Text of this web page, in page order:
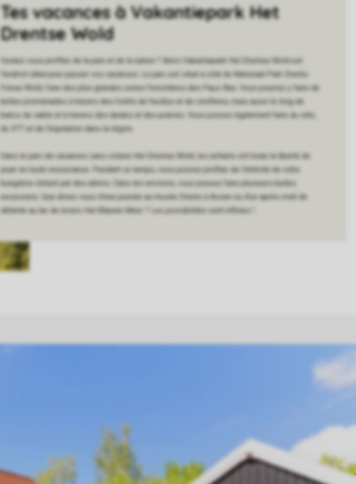
Tes vacances à Vakantiepark Het
Drentse Wold
Voulez-vous profiter de la paix et de la nature ? Alors Vakantiepark Het Drentse Wold est
l'endroit idéal pour passer vos vacances. Le parc est situé à côté du Nationaal Park Drents-
Friese Wold, l'une des plus grandes zones forestières des Pays-Bas. Vous pourrez y faire de
belles promenades à travers des forêts de feuillus et de conifères, mais aussi le long de
bancs de sable et à travers des landes et des prairies. Vous pouvez également faire du vélo,
du VTT et de l'équitation dans la région.
Dans le parc de vacances sans voiture Het Drentse Wold, les enfants ont toute la liberté de
jouer en toute insouciance. Pendant ce temps, vous pouvez profiter de l'intimité de votre
bungalow clôturé par des arbres. Dans les environs, vous pouvez faire plusieurs belles
excursions. Que diriez-vous d'une journée au musée Drents à Assen ou d'un après-midi de
détente au lac de loisirs Het Blauwe Meer ? Les possibilités sont infinies !